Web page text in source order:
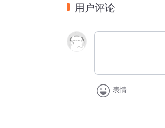
用户评论
表情